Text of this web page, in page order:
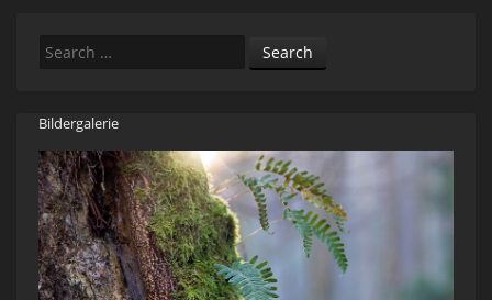
Search
Bildergalerie